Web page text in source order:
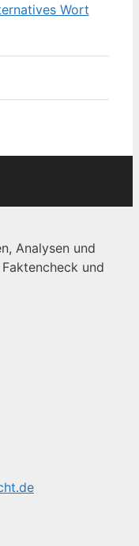
Wort
Analysen und
und